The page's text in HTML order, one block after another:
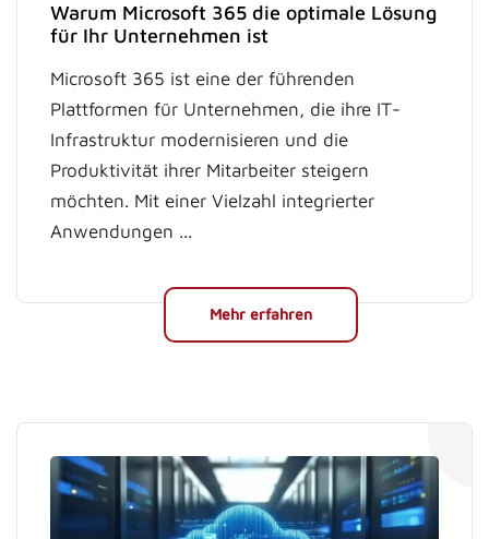
Warum Microsoft 365 die optimale Lösung
für Ihr Unternehmen ist
Microsoft 365 ist eine der führenden
Plattformen für Unternehmen, die ihre IT-
Infrastruktur modernisieren und die
Produktivität ihrer Mitarbeiter steigern
möchten. Mit einer Vielzahl integrierter
Anwendungen ...
Mehr erfahren